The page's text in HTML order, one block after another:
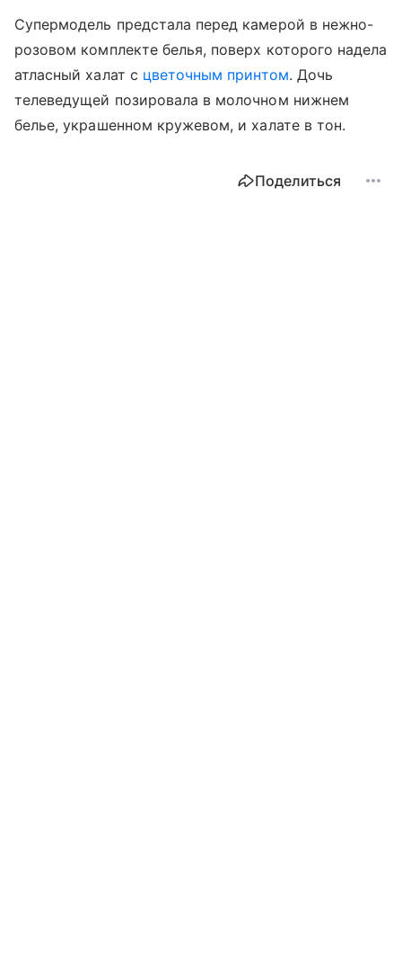
Супермодель предстала перед камерой в нежно-
розовом комплекте белья, поверх которого надела
атласный халат с цветочным принтом. Дочь
телеведущей позировала в молочном нижнем
белье, украшенном кружевом, и халате в тон.
Поделиться